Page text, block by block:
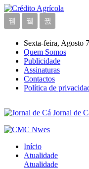
Sexta-feira, Agosto
Quem Somos
Publicidade
Assinaturas
Contactos
Política de
Jornal de
Início
Atualidade
Atualidade